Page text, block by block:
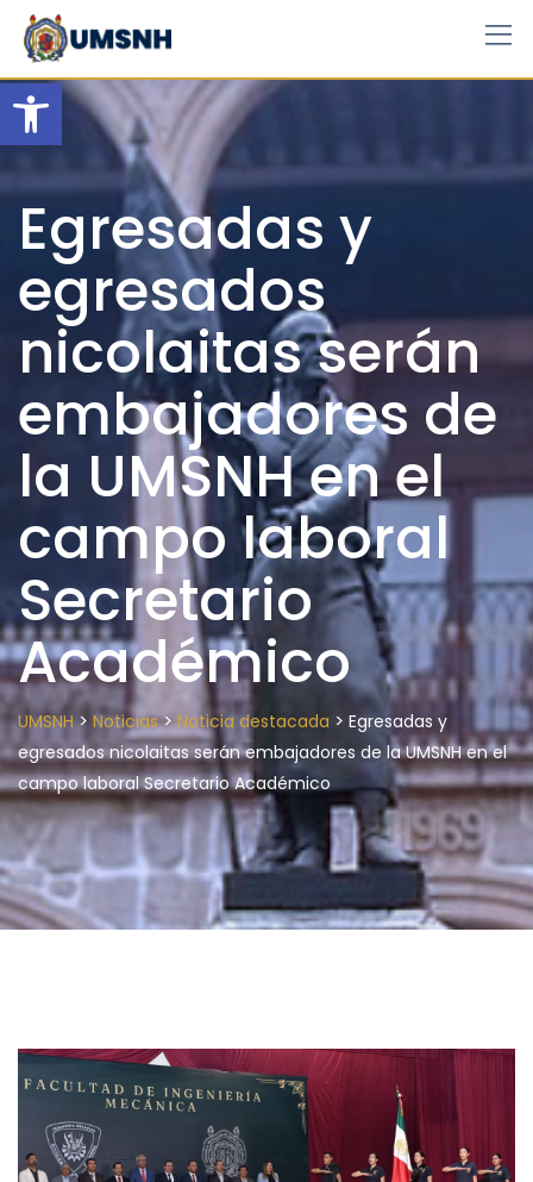
Open toolbar
Skip
content
Egresadas y
egresados
nicolaitas serán
embajadores de
la UMSNH en el
campo laboral
Secretario
Académico
UMSNH> Noticias>Noticia destacada > Egresadas y
egresados nicolaitas serán embajadores de la UMSNH en el
campo laboral Secretario Académico